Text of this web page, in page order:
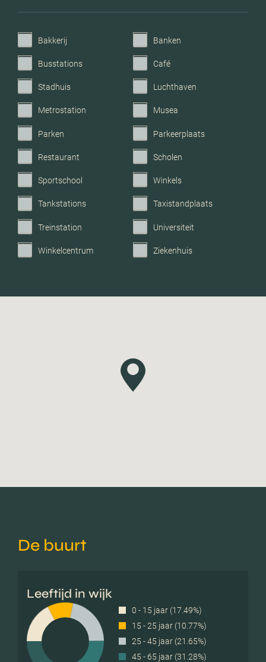
Bakkerij Banken
Busstations Café
Stadhuis Luchthaven
Metrostation Musea
Parken Parkeerplaats
Restaurant Scholen
Sportschool Winkels
Tankstations Taxistandplaats
Treinstation Universiteit
Winkelcentrum Ziekenhuis
De buurt
Leeftijd in wijk
0 - 15 jaar (17.49%)
15 - 25 jaar (10.77%)
25 - 45 jaar (21.65%)
45 - 65 jaar (31.28%)